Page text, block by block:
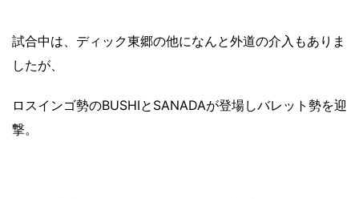
試合中は、ディック東郷の他になんと外道の介入もありま
したが、
ロスインゴ勢のBUSHIとSANADAが登場しバレット勢を迎
撃。